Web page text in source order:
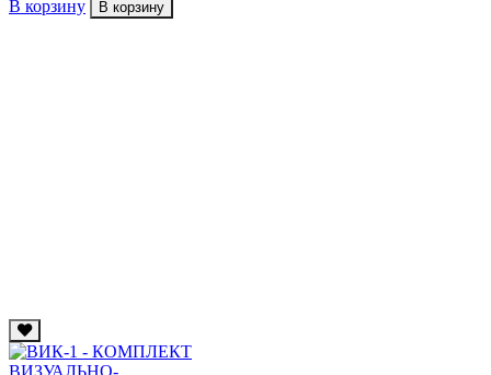
В корзину В корзину